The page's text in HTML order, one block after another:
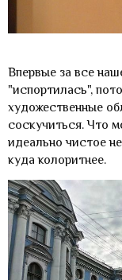
Впервые за все
"испортилась",
художественные
соскучиться. Что
идеально чистое
куда колоритнее.